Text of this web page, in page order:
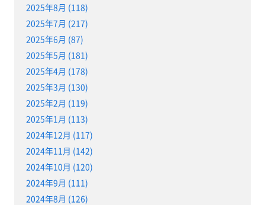
2025年8月 (118)
2025年7月 (217)
2025年6月 (87)
2025年5月 (181)
2025年4月 (178)
2025年3月 (130)
2025年2月 (119)
2025年1月 (113)
2024年12月 (117)
2024年11月 (142)
2024年10月 (120)
2024年9月 (111)
2024年8月 (126)